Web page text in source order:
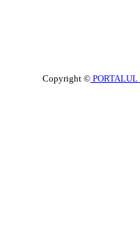
Copyright ©PORTALUL